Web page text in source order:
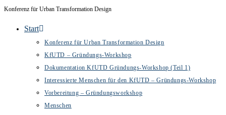
Zum
Konferenz für Urban Transformation Design
Start
Konferenz für Urban Transformation Design
KfUTD – Gründungs-Workshop
Dokumentation KfUTD Gründungs-Workshop (Teil 1)
Interessierte Menschen für den KfUTD – Gründungs-Workshop
Vorbereitung – Gründungsworkshop
Menschen